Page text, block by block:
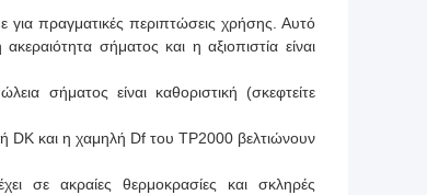
πραγματικές περιπτώσεις χρήσης. Αυτό
σήματος και η αξιοπιστία είναι
σήματος είναι καθοριστική (σκεφτείτε
DK και η χαμηλή Df του TP2000 βελτιώνουν
σε ακραίες θερμοκρασίες και σκληρές